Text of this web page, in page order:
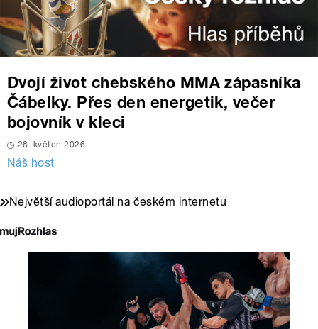
Dvojí život chebského MMA zápasníka
Čábelky. Přes den energetik, večer
bojovník v kleci
28. květen 2026
Náš host
Největší audioportál na českém internetu